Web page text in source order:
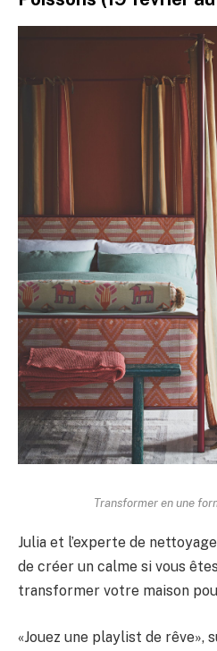
Transformer en une
Julia et l’experte de
de créer un calme si vous
transformer votre maison
«Jouez une playlist de rêve»,